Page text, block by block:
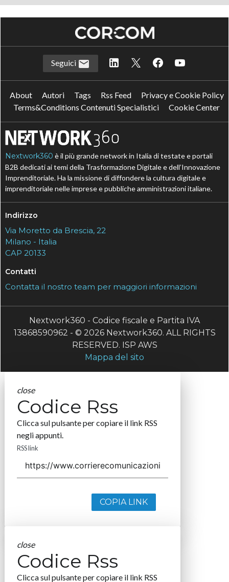
Seguici
About Autori Tags Rss Feed
Privacy e Cookie Policy
Terms&Conditions Contenuti Specialistici
Cookie Center
Nextwork360 è il più grande network in Italia di testate e portali
B2B dedicati ai temi della Trasformazione Digitale e dell’Innovazione
Imprenditoriale. Ha la missione di diffondere la cultura digitale e
imprenditoriale nelle imprese e pubbliche amministrazioni italiane.
Indirizzo
Via Moretto da Brescia, 22
Milano - Italia
CAP 20133
Contatti
Contatta il nostro team per maggiori informazioni
Nextwork360 - Codice fiscale e Partita IVA
13868590962 - © 2026 Nextwork360. ALL RIGHTS
RESERVED. ISP AWS
Mappa del sito
close
Codice Rss
Clicca sul pulsante per copiare il link RSS
negli appunti.
RSS link
COPIA LINK
close
Codice Rss
Clicca sul pulsante per copiare il link RSS